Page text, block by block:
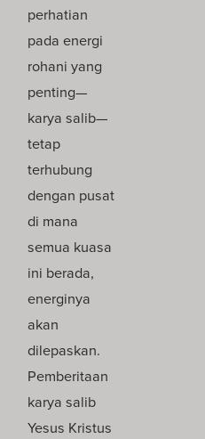
perhatian
pada energi
rohani yang
penting—
karya salib—
tetap
terhubung
dengan pusat
di mana
semua kuasa
ini berada,
energinya
akan
dilepaskan.
Pemberitaan
karya salib
Yesus Kristus